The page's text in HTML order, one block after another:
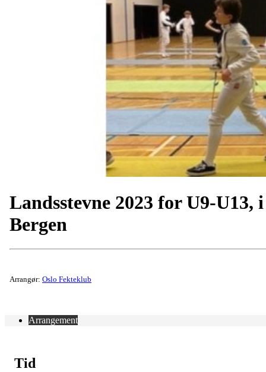
Landsstevne 2023 for U9-U13, i
Bergen
Arrangør: Oslo Fekteklub
Arrangement
Tid